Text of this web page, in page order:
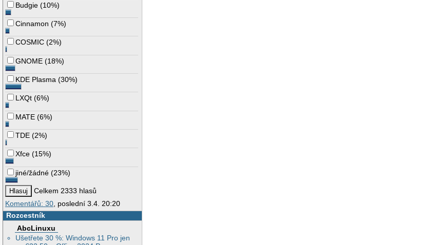
Budgie (10%)
Cinnamon (7%)
COSMIC (2%)
GNOME (18%)
KDE Plasma (30%)
LXQt (6%)
MATE (6%)
TDE (2%)
Xfce (15%)
jiné/žádné (23%)
Celkem 2333 hlasů
Komentářů: 30, poslední 3.4. 20:20
Rozcestník
AbcLinuxu
Ušetřete 30 %: Windows 11 Pro jen